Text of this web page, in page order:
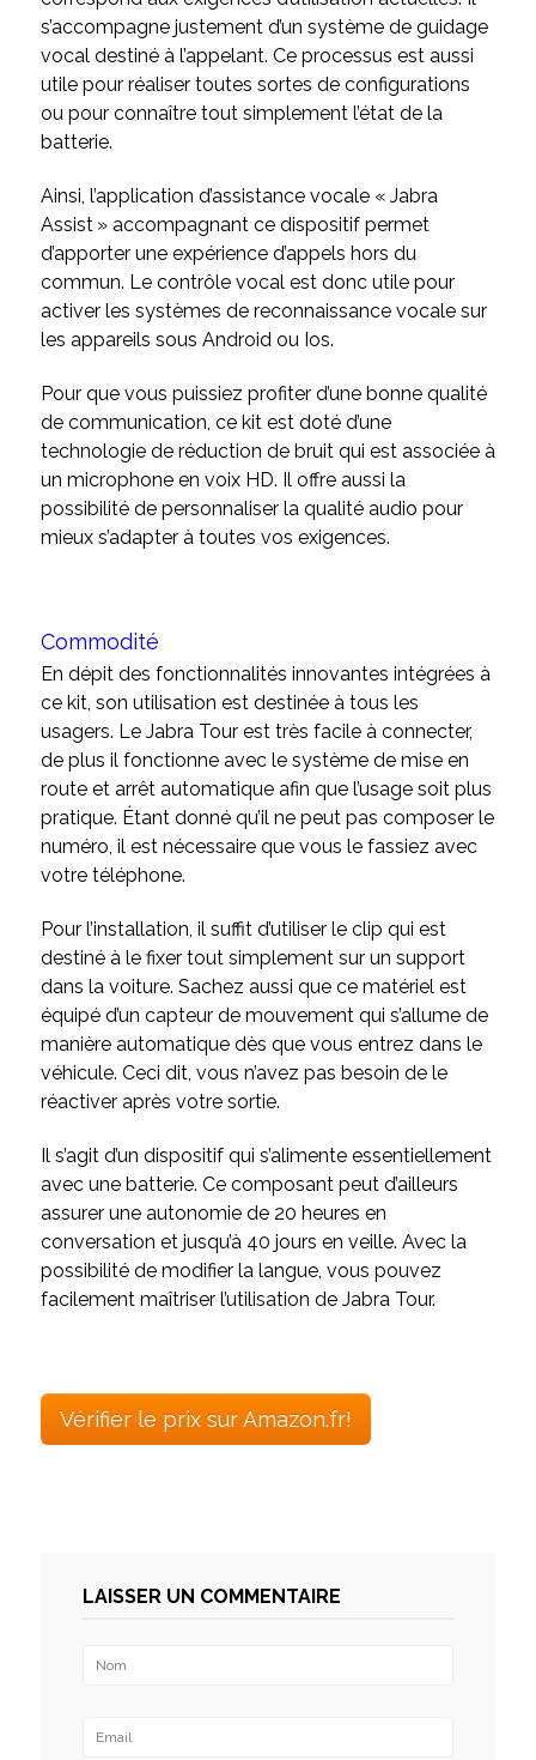
s’accompagne justement d’un système de guidage
vocal destiné à l’appelant. Ce processus est aussi
utile pour réaliser toutes sortes de configurations
ou pour connaître tout simplement l’état de la
batterie.
Ainsi, l’application d’assistance vocale « Jabra
Assist » accompagnant ce dispositif permet
d’apporter une expérience d’appels hors du
commun. Le contrôle vocal est donc utile pour
activer les systèmes de reconnaissance vocale sur
les appareils sous Android ou Ios.
Pour que vous puissiez profiter d’une bonne qualité
de communication, ce kit est doté d’une
technologie de réduction de bruit qui est associée à
un microphone en voix HD. Il offre aussi la
possibilité de personnaliser la qualité audio pour
mieux s’adapter à toutes vos exigences.
Commodité
En dépit des fonctionnalités innovantes intégrées à
ce kit, son utilisation est destinée à tous les
usagers. Le Jabra Tour est très facile à connecter,
de plus il fonctionne avec le système de mise en
route et arrêt automatique afin que l’usage soit plus
pratique. Étant donné qu’il ne peut pas composer le
numéro, il est nécessaire que vous le fassiez avec
votre téléphone.
Pour l’installation, il suffit d’utiliser le clip qui est
destiné à le fixer tout simplement sur un support
dans la voiture. Sachez aussi que ce matériel est
équipé d’un capteur de mouvement qui s’allume de
manière automatique dès que vous entrez dans le
véhicule. Ceci dit, vous n’avez pas besoin de le
réactiver après votre sortie.
Il s’agit d’un dispositif qui s’alimente essentiellement
avec une batterie. Ce composant peut d’ailleurs
assurer une autonomie de 20 heures en
conversation et jusqu’à 40 jours en veille. Avec la
possibilité de modifier la langue, vous pouvez
facilement maîtriser l’utilisation de Jabra Tour.
Vérifier le prix sur Amazon.fr!
LAISSER UN COMMENTAIRE